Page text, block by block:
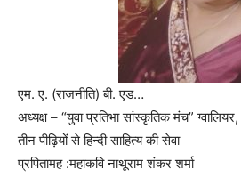
एम. ए. (राजनीति) बी. एड…
अध्यक्ष – “युवा प्रतिभा सांस्कृतिक मंच”
तीन पीढ़ियों से हिन्दी साहित्य की सेवा
प्रपितामह :महाकवि नाथूराम शंकर शर्मा